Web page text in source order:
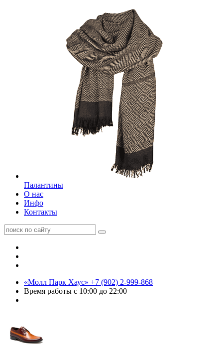
Палантины
О нас
Инфо
Контакты
«Молл Парк Хаус» +7 (902) 2-999-868
Время работы с 10:00 до 22:00